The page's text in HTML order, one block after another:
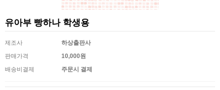
유아부 빵하나 학생용
제조사
하상출판사
판매가격
10,000원
배송비결제
주문시 결제